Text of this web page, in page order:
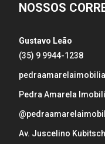
NOSSOS
Gustavo Leão
(35) 9 9944-1238
Pedra Amarela
Av. Juscelino